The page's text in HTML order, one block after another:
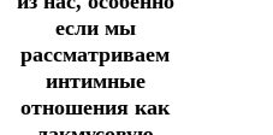
если мы
рассматриваем
интимные
отношения как